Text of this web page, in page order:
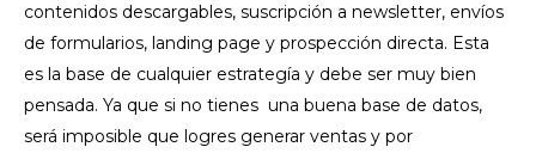
contenidos descargables, suscripción a newsletter, envíos
de formularios, landing page y prospección directa. Esta
es la base de cualquier estrategía y debe ser muy bien
pensada. Ya que si no tienes una buena base de datos,
será imposible que logres generar ventas y por